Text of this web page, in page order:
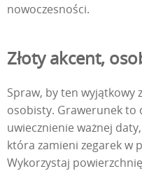
nowoczesności.
Złoty akcent,
Spraw, by ten wyjątkowy
osobisty. Grawerunek to
uwiecznienie ważnej
która zamieni zegarek w
Wykorzystaj